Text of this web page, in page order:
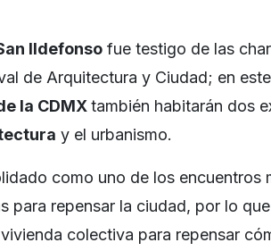
Ildefonso fue testigo de las
de Arquitectura y Ciudad; en
la CDMXtambién habitarán dos
y el urbanismo.
como uno de los encuentros
para repensar la ciudad, por lo
colectiva para repensar